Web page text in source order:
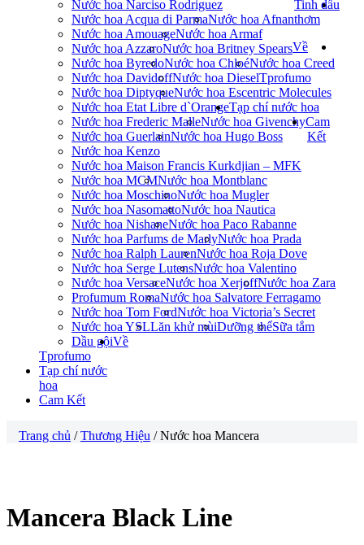
Nước hoa Narciso Rodriguez
Nước hoa Acqua di ParmaNước hoa Afnan
Nước hoa AmouageNước hoa Armaf
Nước hoa AzzaroNước hoa Britney Spears
Nước hoa ByredoNước hoa ChloéNước hoa Creed
Nước hoa DavidoffNước hoa Diesel
Nước hoa DiptyqueNước hoa Escentric Molecules
Nước hoa Etat Libre d`Orange
Nước hoa Frederic MalleNước hoa Givenchy
Nước hoa GuerlainNước hoa Hugo Boss
Nước hoa Kenzo
Nước hoa Maison Francis Kurkdjian – MFK
Nước hoa MCMNước hoa Montblanc
Nước hoa MoschinoNước hoa Mugler
Nước hoa NasomattoNước hoa Nautica
Nước hoa NishaneNước hoa Paco Rabanne
Nước hoa Parfums de MarlyNước hoa Prada
Nước hoa Ralph LaurenNước hoa Roja Dove
Nước hoa Serge LutensNước hoa Valentino
Nước hoa VersaceNước hoa XerjoffNước hoa Zara
Profumum RomaNước hoa Salvatore Ferragamo
Nước hoa Tom FordNước hoa Victoria’s Secret
Nước hoa YSLLăn khử mùiDưỡng thểSữa tắm
Dầu gội
Tinh dầu
thơm
Về
Tprofumo
Tạp chí nước hoa
Cam
Kết
Về
Tprofumo
Tạp chí nước
hoa
Cam Kết
Trang chủ /Thương Hiệu / Nước hoa Mancera
Mancera Black Line